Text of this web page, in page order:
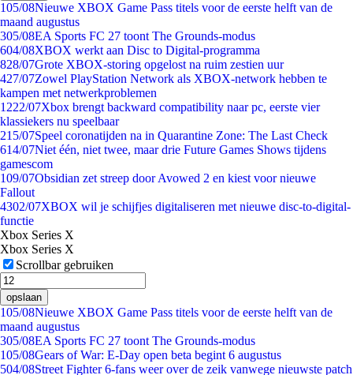
105/08Nieuwe XBOX Game Pass titels voor de eerste helft van de
maand augustus
305/08EA Sports FC 27 toont The Grounds-modus
604/08XBOX werkt aan Disc to Digital-programma
828/07Grote XBOX-storing opgelost na ruim zestien uur
427/07Zowel PlayStation Network als XBOX-network hebben te
kampen met netwerkproblemen
1222/07Xbox brengt backward compatibility naar pc, eerste vier
klassiekers nu speelbaar
215/07Speel coronatijden na in Quarantine Zone: The Last Check
614/07Niet één, niet twee, maar drie Future Games Shows tijdens
gamescom
109/07Obsidian zet streep door Avowed 2 en kiest voor nieuwe
Fallout
4302/07XBOX wil je schijfjes digitaliseren met nieuwe disc-to-digital-
functie
Xbox Series X
Xbox Series X
Scrollbar gebruiken
opslaan
105/08Nieuwe XBOX Game Pass titels voor de eerste helft van de
maand augustus
305/08EA Sports FC 27 toont The Grounds-modus
105/08Gears of War: E-Day open beta begint 6 augustus
504/08Street Fighter 6-fans weer over de zeik vanwege nieuwste patch